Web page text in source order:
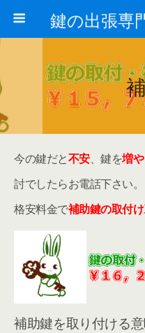
今の鍵だと不安、鍵を増
討でしたらお電話下さい。
格安料金で補助鍵の取付け
補助鍵を取り付ける